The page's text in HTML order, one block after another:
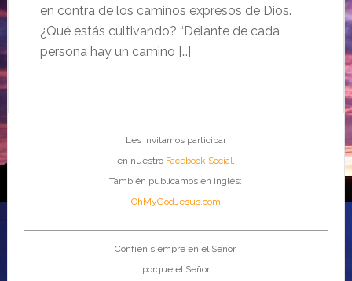
en contra de los caminos expresos de Dios.
¿Qué estás cultivando? “Delante de cada
persona hay un camino […]
Les invitamos participar
en nuestro Facebook Social.
También publicamos en inglés:
OhMyGodJesus.com
Confíen siempre en el Señor,
porque el Señor